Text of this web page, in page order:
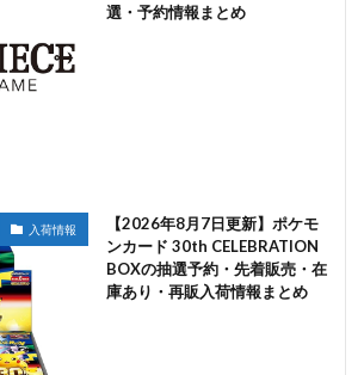
選・予約情報まとめ
入荷情報
【2026年8月7日更新】ポケモ
ンカード 30th CELEBRATION
BOXの抽選予約・先着販売・在
庫あり・再販入荷情報まとめ